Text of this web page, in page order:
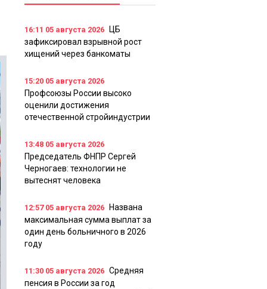
16:11 05 августа 2026
ЦБ
зафиксировал взрывной рост
хищений через банкоматы
15:20 05 августа 2026
Профсоюзы России высоко
оценили достижения
отечественной стройиндустрии
13:48 05 августа 2026
Председатель ФНПР Сергей
Черногаев: технологии не
вытеснят человека
12:5705 августа 2026
Названа
максимальная сумма выплат за
один день больничного в 2026
году
11:30 05 августа 2026 Средняя
пенсия в России за год